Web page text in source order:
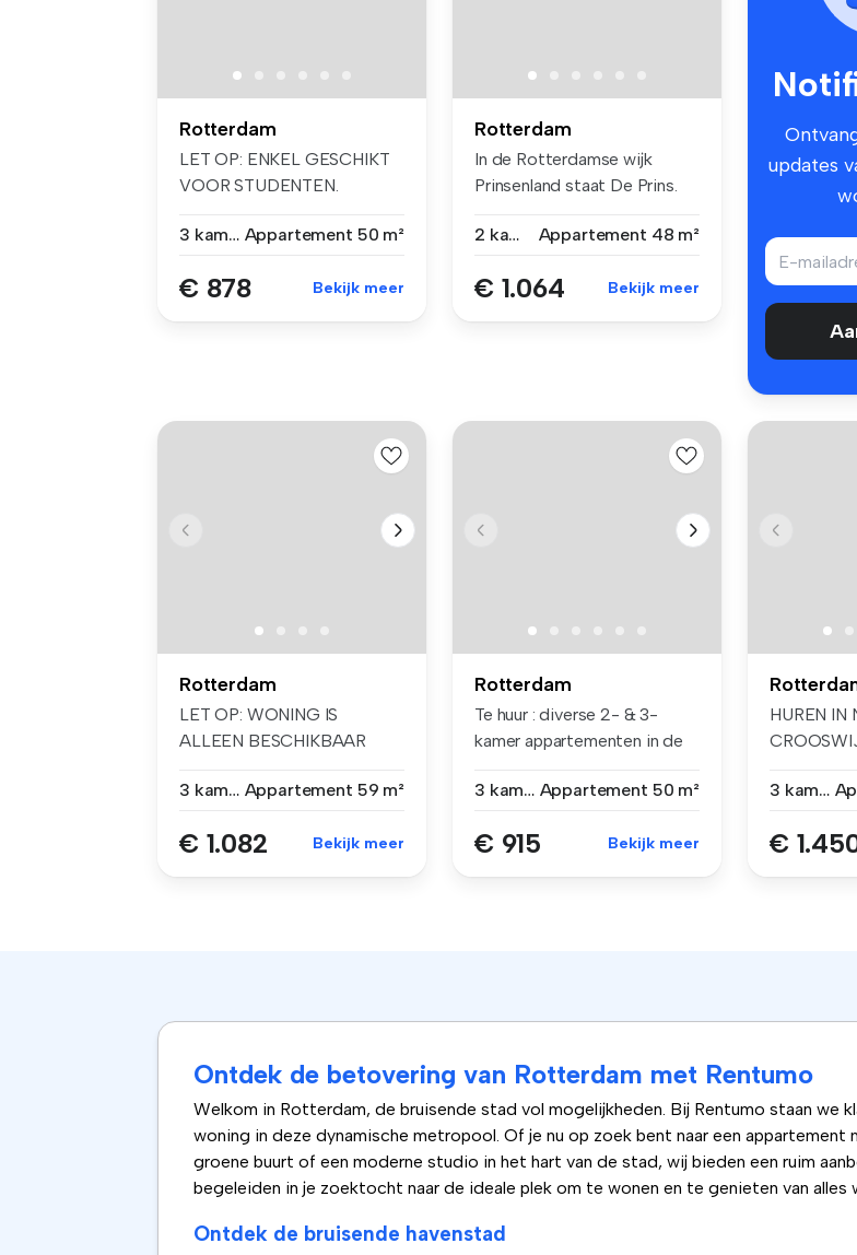
Rotterdam
LET OP: ENKEL GESCHIKT
VOOR STUDENTEN.
3 kamers Appartement 50 m²
€ 878 Bekijk meer
Rotterdam
In de Rotterdamse wijk
Prinsenland staat De Prins.
2 kamers
Appartement 48 m²
€ 1.064 Bekijk meer
updates
Rotterdam
LET OP: WONING IS
ALLEEN BESCHIKBAAR
3 kamers Appartement 59 m²
€ 1.082 Bekijk meer
Rotterdam
Te huur : diverse 2- & 3-
kamer appartementen in de
3 kamers Appartement 50 m²
€ 915 Bekijk meer
HUREN IN
3 kamers
€
Ontdek de betovering van Rotterdam met Rentumo
Welkom in Rotterdam, de bruisende stad vol mogelijkheden. Bij Rentumo staan we
woning in deze dynamische metropool. Of je nu op zoek bent naar een
groene buurt of een moderne studio in het hart van de stad, wij bieden een ruim
begeleiden in je zoektocht naar de ideale plek om te wonen en te genieten van
Ontdek de bruisende havenstad